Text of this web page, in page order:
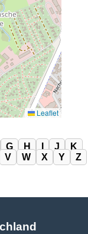
Leaflet
G H J
K
V W X Y
Z